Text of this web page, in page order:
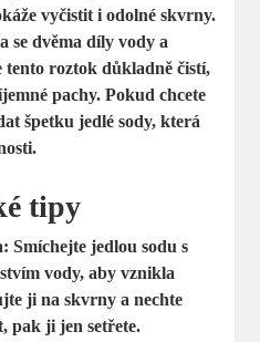
vyčistit i odolné skvrny.
se dvěma díly vody a
tento roztok důkladně čistí,
pachy. Pokud chcete
špetku jedlé sody, která
tipy
Smíchejte jedlou sodu s
vody, aby vznikla
ji na skvrny a nechte
pak ji jen setřete.